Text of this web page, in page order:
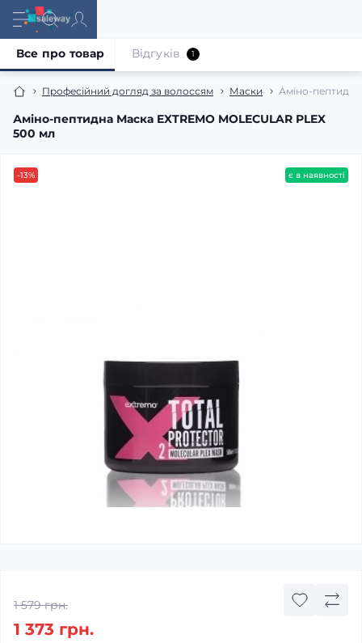
Професійний догляд за волоссям Маски Аміно-
Аміно-пептидна Маска EXTREMO MOLECULAR PLEX
500 мл
Все про товар Відгуків 1
-13% є в наявності
1 579 грн.
1 373 грн.